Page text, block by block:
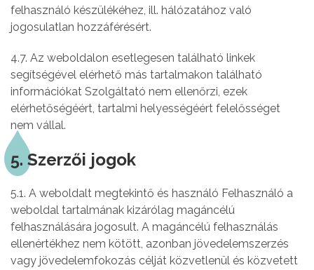
felhasználó készülékéhez, ill. hálózatához való
jogosulatlan hozzáférésért.
4.7. Az weboldalon esetlegesen található linkek
segítségével elérhető más tartalmakon található
információkat Szolgáltató nem ellenőrzi, ezek
elérhetőségéért, tartalmi helyességéért felelősséget
nem vállal.
5. Szerzői jogok
5.1. A weboldalt megtekintő és használó Felhasználó a
weboldal tartalmának kizárólag magáncélú
felhasználására jogosult. A magáncélú felhasználás
ellenértékhez nem kötött, azonban jövedelemszerzés
vagy jövedelemfokozás célját közvetlenül és közvetett